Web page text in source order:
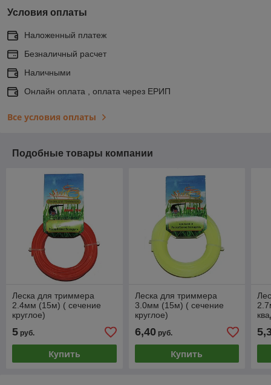
Условия оплаты
Наложенный платеж
Безналичный расчет
Наличными
Онлайн оплата , оплата через ЕРИП
Все условия оплаты
Подобные товары компании
Леска для триммера
2.4мм (15м) ( сечение
круглое)
5 руб.
Купить
Леска для триммера
3.0мм (15м) ( сечение
круглое)
6,40руб.
Купить